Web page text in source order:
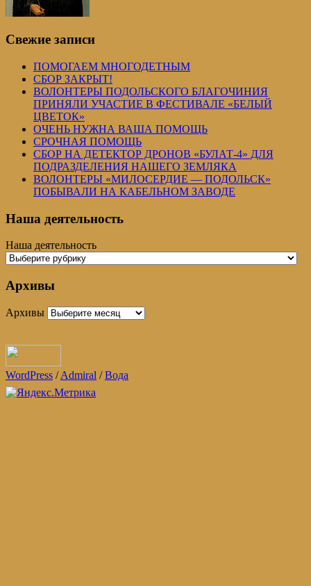
Свежие записи
ПОМОГАЕМ МНОГОДЕТНЫМ
СБОР ЗАКРЫТ!
ВОЛОНТЕРЫ ПОДОЛЬСКОГО БЛАГОЧИНИЯ
ПРИНЯЛИ УЧАСТИЕ В ФЕСТИВАЛЕ «БЕЛЫЙ
ЦВЕТОК»
ОЧЕНЬ НУЖНА ВАША ПОМОЩЬ
СРОЧНАЯ ПОМОЩЬ
СБОР НА ДЕТЕКТОР ДРОНОВ «БУЛАТ-4» ДЛЯ
ПОДРАЗДЕЛЕНИЯ НАШЕГО ЗЕМЛЯКА
ВОЛОНТЕРЫ «МИЛОСЕРДИЕ — ПОДОЛЬСК»
ПОБЫВАЛИ НА КАБЕЛЬНОМ ЗАВОДЕ
Наша деятельность
Наша деятельность
Архивы
Архивы
WordPress /Admiral /Вода